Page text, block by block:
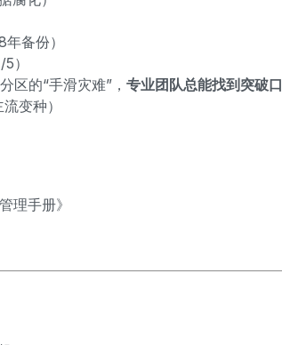
备份）
）
区的“手滑灾难”， 专业团队总能找到突破口
变种）
理手册》